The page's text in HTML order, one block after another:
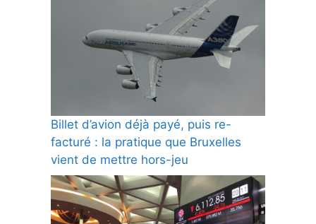
Billet d’avion déjà payé, puis re-
facturé : la pratique que Bruxelles
vient de mettre hors-jeu